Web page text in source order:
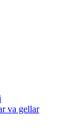
va gellar